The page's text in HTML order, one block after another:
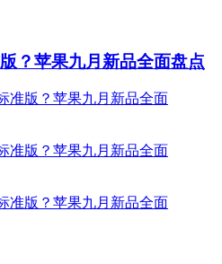
？苹果九月新品全面盘点